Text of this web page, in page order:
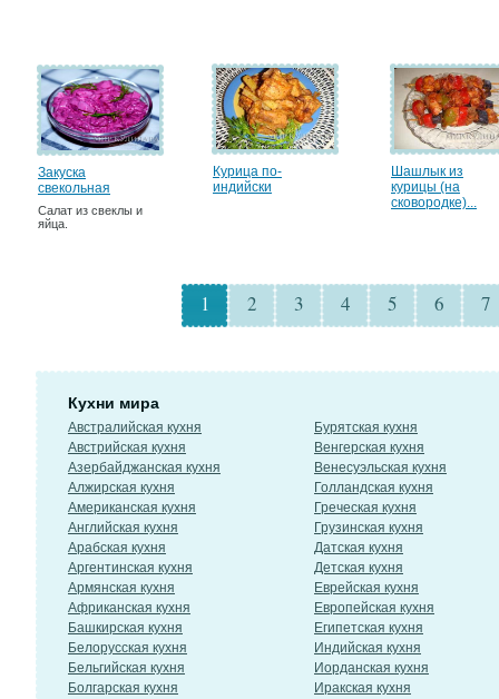
Закуска
свекольная
Салат из свеклы и
яйца.
Курица по-
индийски
Шашлык из
курицы (на
сковородке)...
1 2 3 4 5 6 7
Кухни мира
Австралийская кухня
Австрийская кухня
Азербайджанская кухня
Алжирская кухня
Американская кухня
Английская кухня
Арабская кухня
Аргентинская кухня
Армянская кухня
Африканская кухня
Башкирская кухня
Белорусская кухня
Бельгийская кухня
Болгарская кухня
Бурятская кухня
Венгерская кухня
Венесуэльская кухня
Голландская кухня
Греческая кухня
Грузинская кухня
Датская кухня
Детская кухня
Еврейская кухня
Европейская кухня
Египетская кухня
Индийская кухня
Иорданская кухня
Иракская кухня